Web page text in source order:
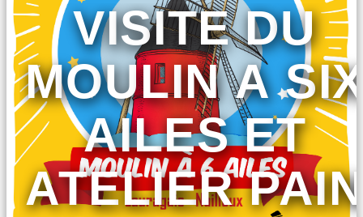
VISITE DU
MOULIN A
AILES ET
ATELIER PAIN